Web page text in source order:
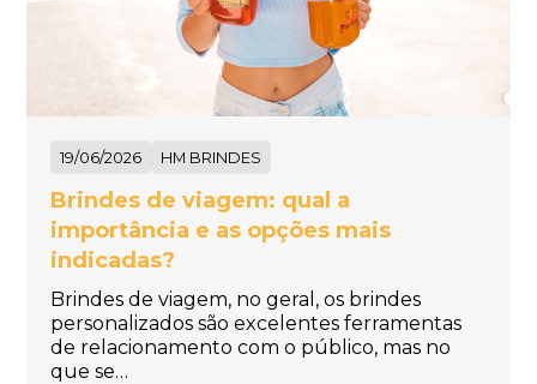
19/06/2026 HM BRINDES
Brindes de viagem: qual a
importância e as opções mais
indicadas?
Brindes de viagem, no geral, os brindes
personalizados são excelentes ferramentas
de relacionamento com o público, mas no
que se…